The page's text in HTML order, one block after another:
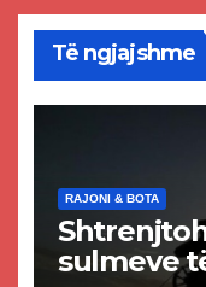
Të ngjajshme
RAJONI & BOTA
sulmeve